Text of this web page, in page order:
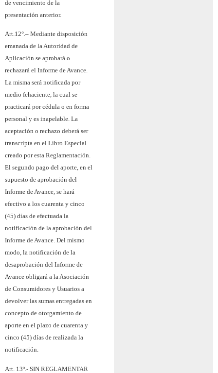
de vencimiento de la
presentación anterior.
Art.12°.– Mediante disposición
emanada de la Autoridad de
Aplicación se aprobará o
rechazará el Informe de Avance.
La misma será notificada por
medio fehaciente, la cual se
practicará por cédula o en forma
personal y es inapelable. La
aceptación o rechazo deberá ser
transcripta en el Libro Especial
creado por esta Reglamentación.
El segundo pago del aporte, en el
supuesto de aprobación del
Informe de Avance, se hará
efectivo a los cuarenta y cinco
(45) días de efectuada la
notificación de la aprobación del
Informe de Avance. Del mismo
modo, la notificación de la
desaprobación del Informe de
Avance obligará a la Asociación
de Consumidores y Usuarios a
devolver las sumas entregadas en
concepto de otorgamiento de
aporte en el plazo de cuarenta y
cinco (45) días de realizada la
notificación.
Art. 13º.- SIN REGLAMENTAR